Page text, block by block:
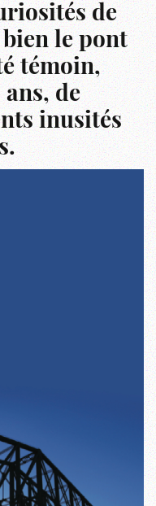
de
bien le pont
témoin,
de
inusités